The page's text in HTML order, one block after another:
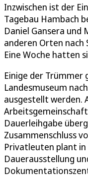
Inzwischen ist der
Tagebau Hambach
Daniel Gansera und
anderen Orten nach
Eine Woche hatten
Einige der Trümmer
Landesmuseum
ausgestellt werden.
Dauerleihgabe
Zusammenschluss
Privatleuten plant in
Dauerausstellung